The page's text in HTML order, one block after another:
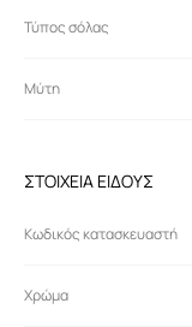
Τύπος σόλας
Μύτη
ΣΤΟΙΧΕΙΑ ΕΙΔΟΥΣ
Κωδικός κατασκευαστή
Χρώμα